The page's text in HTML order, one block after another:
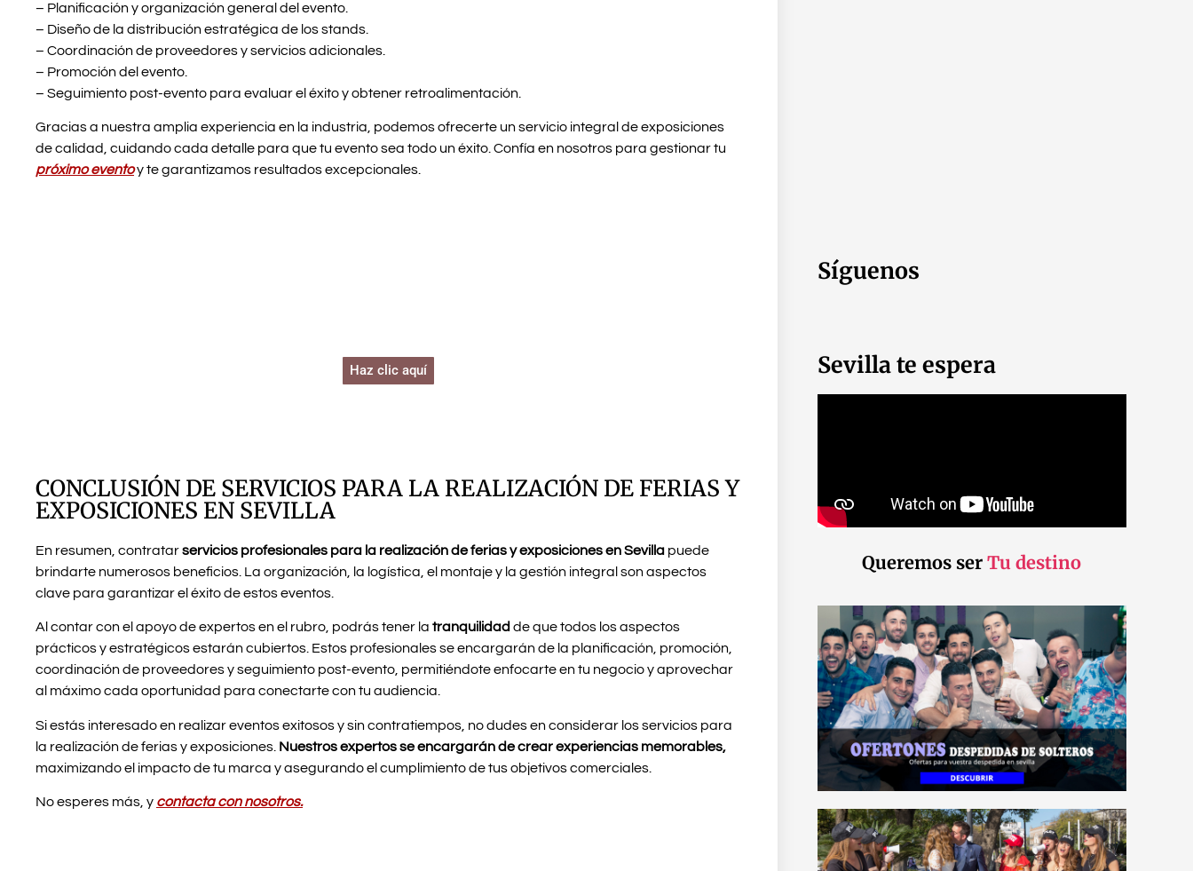
– Planificación y organización general del evento.
– Diseño de la distribución estratégica de los stands.
– Coordinación de proveedores y servicios adicionales.
– Promoción del evento.
– Seguimiento post-evento para evaluar el éxito y obtener retroalimentación.
Gracias a nuestra amplia experiencia en la industria, podemos ofrecerte un servicio integral de exposiciones
de calidad, cuidando cada detalle para que tu evento sea todo un éxito. Confía en nosotros para gestionar tu
próximo eventoy te garantizamos resultados excepcionales.
Haz clic aquí
CONCLUSIÓN DE SERVICIOS PARA LA REALIZACIÓN DE FERIAS Y
EXPOSICIONES EN SEVILLA
En resumen, contratarservicios profesionales para la realización de ferias y exposiciones en Sevilla puede
brindarte numerosos beneficios. La organización, la logística, el montaje y la gestión integral son aspectos
clave para garantizar el éxito de estos eventos.
Al contar con el apoyo de expertos en el rubro, podrás tener la tranquilidad de que todos los aspectos
prácticos y estratégicos estarán cubiertos. Estos profesionales se encargarán de la planificación, promoción,
coordinación de proveedores y seguimiento post-evento, permitiéndote enfocarte en tu negocio y aprovechar
al máximo cada oportunidad para conectarte con tu audiencia.
Si estás interesado en realizar eventos exitosos y sin contratiempos, no dudes en considerar los servicios para
la realización de ferias y exposiciones. Nuestros expertos se encargarán de crear experiencias memorables,
maximizando el impacto de tu marca y asegurando el cumplimiento de tus objetivos comerciales.
No esperes más, y contacta con nosotros.
Síguenos
Sevilla te espera
Queremos ser Tu destino